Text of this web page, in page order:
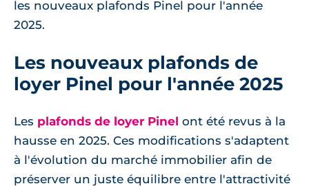
les nouveaux plafonds Pinel pour l'année
2025.
Les nouveaux plafonds de
loyer Pinel pour l'année 2025
Les plafonds de loyer Pinel ont été revus à la
hausse en 2025. Ces modifications s'adaptent
à l'évolution du marché immobilier afin de
préserver un juste équilibre entre l'attractivité